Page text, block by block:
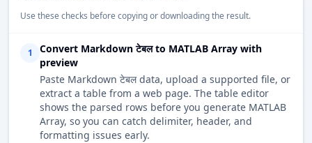
Use these checks before copying or downloading the result.
1
Convert Markdown टेबल to MATLAB Array with
preview
Paste Markdown टेबल data, upload a supported file, or
extract a table from a web page. The table editor
shows the parsed rows before you generate MATLAB
Array, so you can catch delimiter, header, and
formatting issues early.